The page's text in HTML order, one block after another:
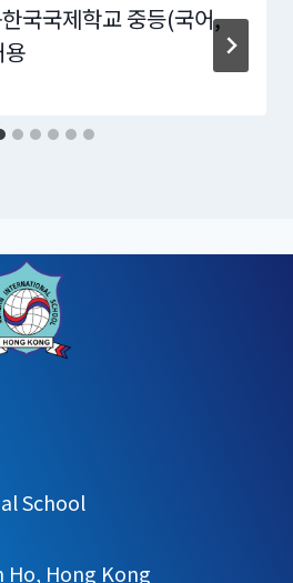
국국제학교 중등(국어,
School
Ho, Hong Kong